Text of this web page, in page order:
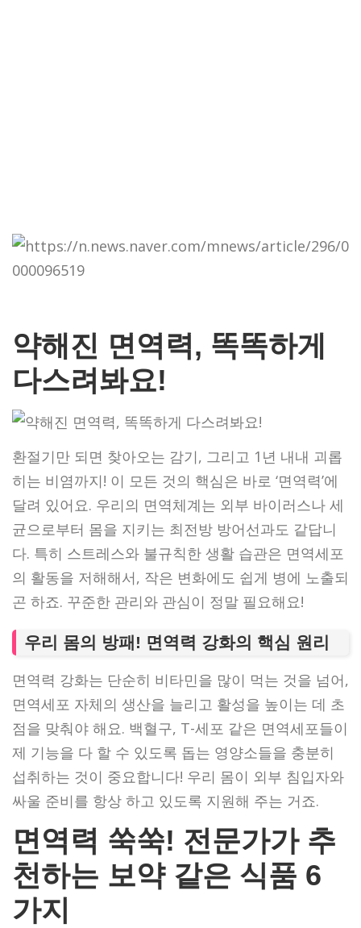
약해진 면역력, 똑똑하게
다스려봐요!
환절기만 되면 찾아오는 감기, 그리고 1년 내내 괴롭
히는 비염까지! 이 모든 것의 핵심은 바로 ‘면역력’에
달려 있어요. 우리의 면역체계는 외부 바이러스나 세
균으로부터 몸을 지키는 최전방 방어선과도 같답니
다. 특히 스트레스와 불규칙한 생활 습관은 면역세포
의 활동을 저해해서, 작은 변화에도 쉽게 병에 노출되
곤 하죠. 꾸준한 관리와 관심이 정말 필요해요!
우리 몸의 방패! 면역력 강화의 핵심 원리
면역력 강화는 단순히 비타민을 많이 먹는 것을 넘어,
면역세포 자체의 생산을 늘리고 활성을 높이는 데 초
점을 맞춰야 해요. 백혈구, T-세포 같은 면역세포들이
제 기능을 다 할 수 있도록 돕는 영양소들을 충분히
섭취하는 것이 중요합니다! 우리 몸이 외부 침입자와
싸울 준비를 항상 하고 있도록 지원해 주는 거죠.
면역력 쑥쑥! 전문가가 추
천하는 보약 같은 식품 6
가지